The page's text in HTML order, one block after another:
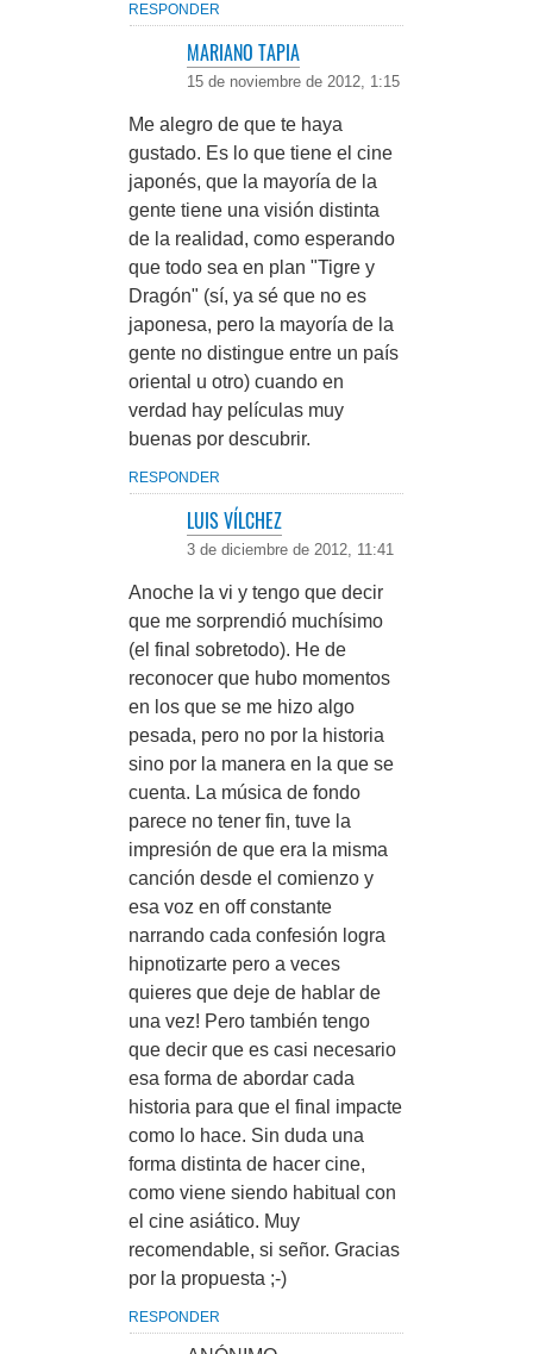
RESPONDER
MARIANO TAPIA
15 de noviembre de 2012, 1:15
Me alegro de que te haya
gustado. Es lo que tiene el cine
japonés, que la mayoría de la
gente tiene una visión distinta
de la realidad, como esperando
que todo sea en plan "Tigre y
Dragón" (sí, ya sé que no es
japonesa, pero la mayoría de la
gente no distingue entre un país
oriental u otro) cuando en
verdad hay películas muy
buenas por descubrir.
RESPONDER
LUIS VÍLCHEZ
3 de diciembre de 2012, 11:41
Anoche la vi y tengo que decir
que me sorprendió muchísimo
(el final sobretodo). He de
reconocer que hubo momentos
en los que se me hizo algo
pesada, pero no por la historia
sino por la manera en la que se
cuenta. La música de fondo
parece no tener fin, tuve la
impresión de que era la misma
canción desde el comienzo y
esa voz en off constante
narrando cada confesión logra
hipnotizarte pero a veces
quieres que deje de hablar de
una vez! Pero también tengo
que decir que es casi necesario
esa forma de abordar cada
historia para que el final impacte
como lo hace. Sin duda una
forma distinta de hacer cine,
como viene siendo habitual con
el cine asiático. Muy
recomendable, si señor. Gracias
por la propuesta ;-)
RESPONDER